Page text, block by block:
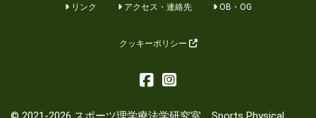
リンク アクセス・連絡先 OB・OG
クッキーポリシー